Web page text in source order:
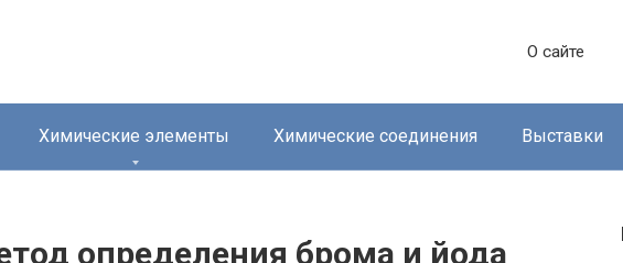
О сайте
Химические элементы Химические соединения Выставки
определения брома и йода